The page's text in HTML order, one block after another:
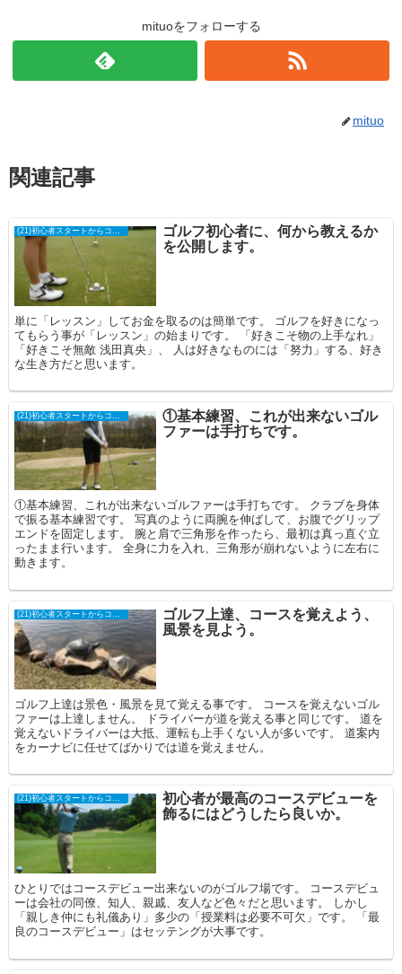
mituoをフォローする
mituo
関連記事
(21)初心者スタートからコースデビュー
ゴルフ初心者に、何から教えるか
を公開します。
単に「レッスン」してお金を取るのは簡単です。 ゴルフを好きになっ
てもらう事が「レッスン」の始まりです。 「好きこそ物の上手なれ」
「好きこそ無敵 浅田真央」、 人は好きなものには「努力」する、好き
な生き方だと思います。
①基本練習、これが出来ないゴル
ファーは手打ちです。
①基本練習、これが出来ないゴルファーは手打ちです。 クラブを身体
で振る基本練習です。 写真のように両腕を伸ばして、お腹でグリップ
エンドを固定します。 腕と肩で三角形を作ったら、最初は真っ直ぐ立
ったまま行います。 全身に力を入れ、三角形が崩れないように左右に
動きます。
(21)初心者スタートからコースデビュー
ゴルフ上達、コースを覚えよう、
風景を見よう。
ゴルフ上達は景色・風景を見て覚える事です。 コースを覚えないゴル
ファーは上達しません。 ドライバーが道を覚える事と同じです。 道を
覚えないドライバーは大抵、運転も上手くない人が多いです。 道案内
をカーナビに任せてばかりでは道を覚えません。
(21)初心者スタートからコースデビュー
初心者が最高のコースデビューを
飾るにはどうしたら良いか。
ひとりではコースデビュー出来ないのがゴルフ場です。 コースデビュ
ーは会社の同僚、知人、親戚、友人など色々だと思います。 しかし
「親しき仲にも礼儀あり」多少の「授業料は必要不可欠」です。 「最
良のコースデビュー」はセッテングが大事です。